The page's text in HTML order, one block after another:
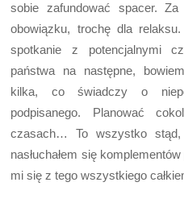
sobie zafundować spacer.
obowiązku, trochę dla
spotkanie z potencjalnymi
państwa na następne,
kilka, co świadczy o
podpisanego. Planować
czasach… To wszystko
nasłuchałem się
mi się z tego wszystkiego